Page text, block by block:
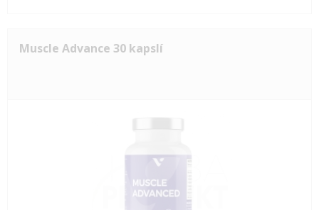
Muscle Advance 30 kapslí